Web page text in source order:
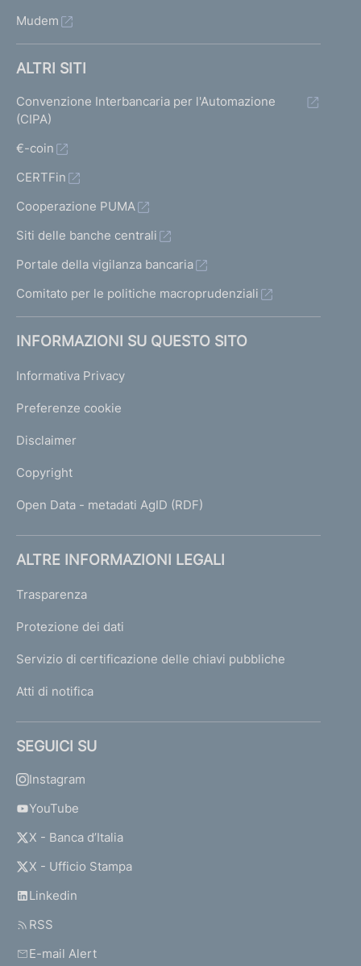
Mudem
ALTRI SITI
Convenzione Interbancaria per l'Automazione
(CIPA)
€-coin
CERTFin
Cooperazione PUMA
Siti delle banche centrali
Portale della vigilanza bancaria
Comitato per le politiche macroprudenziali
INFORMAZIONI SU QUESTO SITO
Informativa Privacy
Preferenze cookie
Disclaimer
Copyright
Open Data - metadati AgID (RDF)
ALTRE INFORMAZIONI LEGALI
Trasparenza
Protezione dei dati
Servizio di certificazione delle chiavi pubbliche
Atti di notifica
SEGUICI SU
Instagram
YouTube
X - Banca d’Italia
X - Ufficio Stampa
Linkedin
RSS
E-mail Alert